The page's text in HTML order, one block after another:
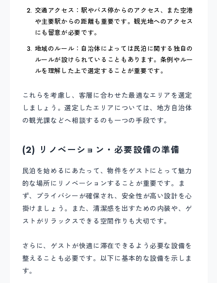
交通アクセス：駅やバス停からのアクセス、また空港
や主要駅からの距離も重要です。観光地へのアクセス
にも留意が必要です。
地域のルール：自治体によっては民泊に関する独自の
ルールが設けられていることもあります。条例やルー
ルを理解した上で選定することが重要です。
これらを考慮し、客層に合わせた最適なエリアを選定
しましょう。選定したエリアについては、地方自治体
の観光課などへ相談するのも一つの手段です。
(2) リノベーション・必要設備の準備
民泊を始めるにあたって、物件をゲストにとって魅力
的な場所にリノベーションすることが重要です。ま
ず、プライバシーが確保され、安全性が高い設計を心
掛けましょう。また、清潔感を出すための内装や、ゲ
ストがリラックスできる空間作りも大切です。
さらに、ゲストが快適に滞在できるよう必要な設備を
整えることも必要です。以下に基本的な設備を示しま
す。